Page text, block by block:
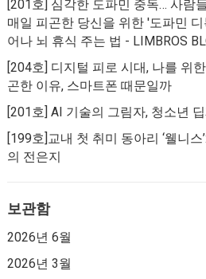
[201호] 심각한 도파민 중독… 사람
매일 피곤한 당신을 위한 '도파민
어나 뇌 휴식 주는 법 - LIMBROS
[204호] 디지털 피로 시대, 나를 위
곤한 이유, 스마트폰 때문일까
[201호] AI 기술의 그림자, 청소년
[199호]교내 첫 취미 동아리 ‘웰니
의 전은지
보관함
2026년 6월
2026년 3월